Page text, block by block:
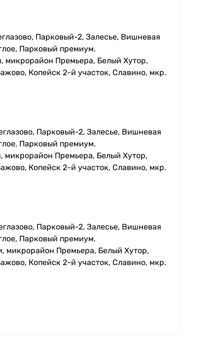
Парковый-2, Залесье, Вишневая
Парковый премиум.
Премьера, Белый Хутор,
Копейск 2-й участок, Славино, мкр.
Парковый-2, Залесье, Вишневая
Парковый премиум.
Премьера, Белый Хутор,
Копейск 2-й участок, Славино, мкр.
Парковый-2, Залесье, Вишневая
Парковый премиум.
Премьера, Белый Хутор,
Копейск 2-й участок, Славино, мкр.